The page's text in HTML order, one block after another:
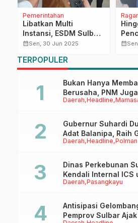
Pemerintahan
Libatkan Multi
Instansi, ESDM Sulbar
Serius Evaluasi Izin
Sesuai Aturan
calendar_monthSen, 30 Jun 2025 calendar_month
TERPOPULER
Daerah Headline
Bukan Hanya
Berusaha, PNM
Anaknya Untuk
Daerah Headline Polman
Gubernur Suhardi
Adat Balanipa, Raih
Tappidena
Daerah Pasangkayu
Dinas Perkebunan
Kendali Internal ICS
Sertifikasi ISPO
Antisipasi
Pemprov Sulbar